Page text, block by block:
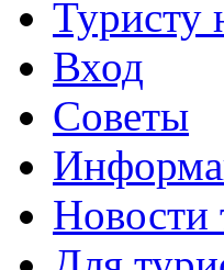
Туристу
Вход
Советы
Новости